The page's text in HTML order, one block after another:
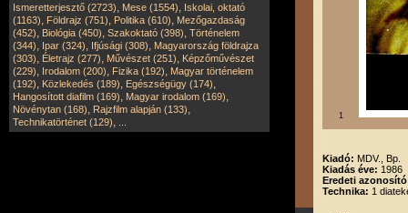
Ismeretterjesztő (2723), Mese (1554), Iskolai, oktató
(1163), Földrajz (751), Politika (610), Mezőgazdaság
(452), Biológia (450), Szakoktató (398), Történelem
(344), Ipar (324), Ifjúsági (308), Magyarország földrajza
(303), Életrajz (277), Művészet (251), Képzőművészet
(229), Irodalom (200), Fizika (192), Magyar történelem
(192), Közlekedés (189), Egészségügy (174),
Hangosított diafilm (169), Magyar irodalom (169),
Növénytan (168), Rajzfilm alapján (133),
Technikatörténet (129), 1
Kiadó: MDV., Bp.
Kiadás éve: 1986
Eredeti
Technika: 1